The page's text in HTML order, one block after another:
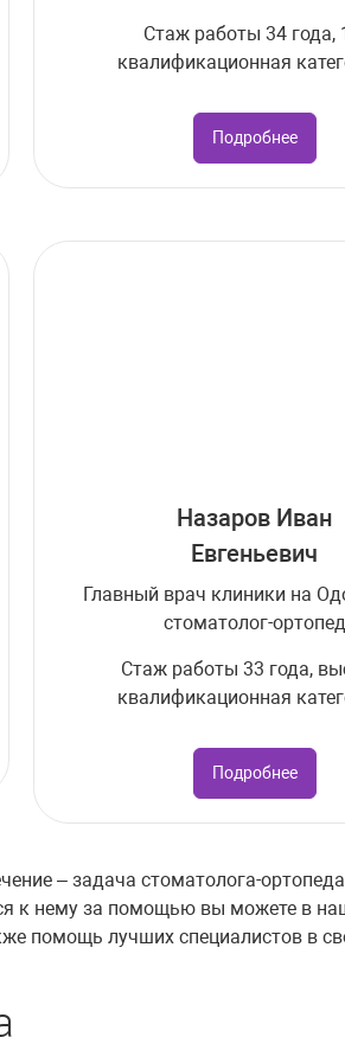
Стаж работы 34 года,
квалификационная
Подробнее
Назаров Иван
Евгеньевич
Главный врач клиники на
стоматолог-ортопед
Стаж работы 33 года,
квалификационная
Подробнее
– задача стоматолога-
к нему за помощью вы можете в
помощь лучших специалистов в